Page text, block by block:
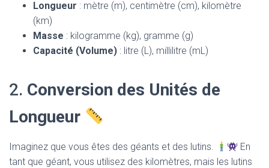
Longueur : mètre (m), centimètre (cm), kilomètre
(km)
Masse : kilogramme (kg), gramme (g)
Capacité (Volume) : litre (L), millilitre (mL)
2. Conversion des Unités de
Longueur
Imaginez que vous êtes des géants et des lutins.
En
tant que géant, vous utilisez des kilomètres, mais les lutins